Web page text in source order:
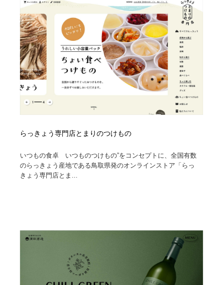
らっきょう専門店とまりのつけもの
いつもの食卓 いつものつけもの”をコンセプトに、全国有数
のらっきょう産地である鳥取県発のオンラインストア「らっ
きょう専門店とま...